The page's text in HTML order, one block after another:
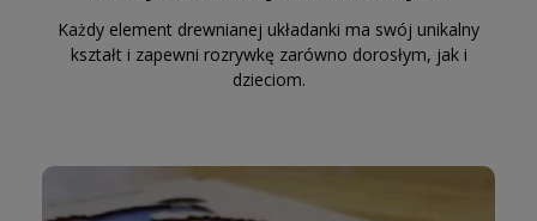
Każdy element drewnianej układanki ma swój unikalny
kształt i zapewni rozrywkę zarówno dorosłym, jak i
dzieciom.